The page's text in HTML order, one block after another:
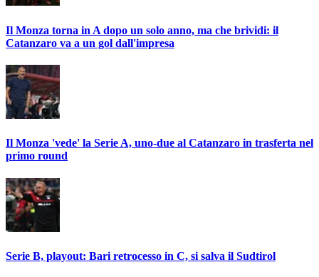
Il Monza torna in A dopo un solo anno, ma che brividi: il
Catanzaro va a un gol dall'impresa
Il Monza 'vede' la Serie A, uno-due al Catanzaro in trasferta nel
primo round
Serie B, playout: Bari retrocesso in C, si salva il Sudtirol